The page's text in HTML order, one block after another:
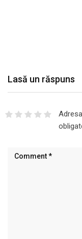
Lasă un răspuns